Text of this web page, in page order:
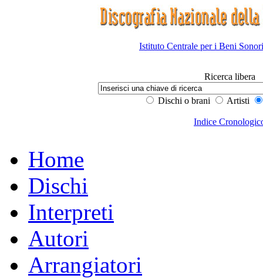
Istituto Centrale per i Beni
Ricerca libera
Dischi o brani Artisti
Indice
Home
Dischi
Interpreti
Autori
Arrangiatori